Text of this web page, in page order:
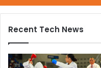
Recent Tech News